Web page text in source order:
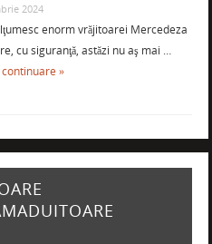
2024
enorm vrăjitoarei Mercedeza
cu siguranţă, astăzi nu aş mai …
»